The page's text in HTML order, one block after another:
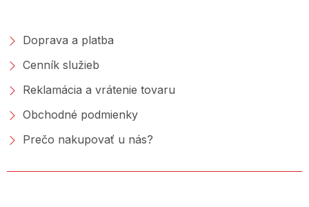
Doprava a platba
Cenník služieb
Reklamácia a vrátenie tovaru
Obchodné podmienky
Prečo nakupovať u nás?